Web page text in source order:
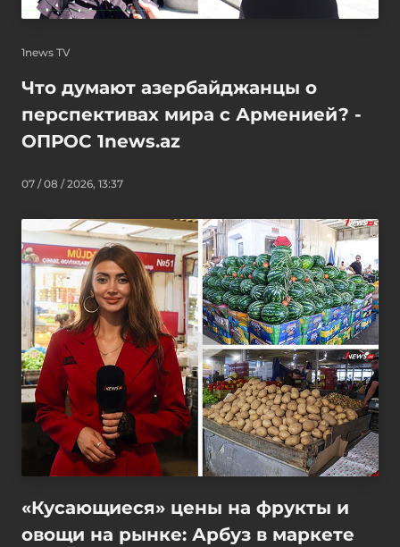
1news TV
Что думают азербайджанцы о
перспективах мира с Арменией? -
ОПРОС 1news.az
07 / 08 / 2026, 13:37
«Кусающиеся» цены на фрукты и
овощи на рынке: Арбуз в маркете